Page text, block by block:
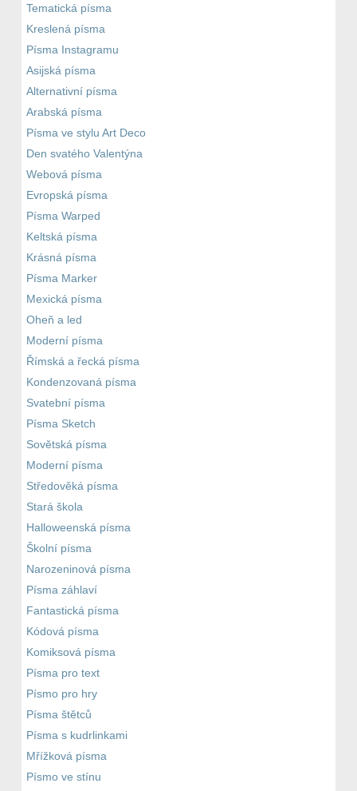
Tematická písma
Kreslená písma
Písma Instagramu
Asijská písma
Alternativní písma
Arabská písma
Písma ve stylu Art Deco
Den svatého Valentýna
Webová písma
Evropská písma
Písma Warped
Keltská písma
Krásná písma
Písma Marker
Mexická písma
Oheň a led
Moderní písma
Římská a řecká písma
Kondenzovaná písma
Svatební písma
Písma Sketch
Sovětská písma
Moderní písma
Středověká písma
Stará škola
Halloweenská písma
Školní písma
Narozeninová písma
Písma záhlaví
Fantastická písma
Kódová písma
Komiksová písma
Písma pro text
Písmo pro hry
Písma štětců
Písma s kudrlinkami
Mřížková písma
Písmo ve stínu